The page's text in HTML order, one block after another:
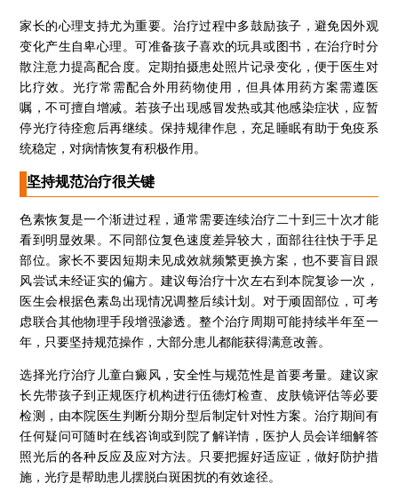
家长的心理支持尤为重要。治疗过程中多鼓励孩子，避免因外观
变化产生自卑心理。可准备孩子喜欢的玩具或图书，在治疗时分
散注意力提高配合度。定期拍摄患处照片记录变化，便于医生对
比疗效。光疗常需配合外用药物使用，但具体用药方案需遵医
嘱，不可擅自增减。若孩子出现感冒发热或其他感染症状，应暂
停光疗待痊愈后再继续。保持规律作息，充足睡眠有助于免疫系
统稳定，对病情恢复有积极作用。
坚持规范治疗很关键
色素恢复是一个渐进过程，通常需要连续治疗二十到三十次才能
看到明显效果。不同部位复色速度差异较大，面部往往快于手足
部位。家长不要因短期未见成效就频繁更换方案，也不要盲目跟
风尝试未经证实的偏方。建议每治疗十次左右到本院复诊一次，
医生会根据色素岛出现情况调整后续计划。对于顽固部位，可考
虑联合其他物理手段增强渗透。整个治疗周期可能持续半年至一
年，只要坚持规范操作，大部分患儿都能获得满意改善。
选择光疗治疗儿童白癜风，安全性与规范性是首要考量。建议家
长先带孩子到正规医疗机构进行伍德灯检查、皮肤镜评估等必要
检测，由本院医生判断分期分型后制定针对性方案。治疗期间有
任何疑问可随时在线咨询或到院了解详情，医护人员会详细解答
照光后的各种反应及应对方法。只要把握好适应证，做好防护措
施，光疗是帮助患儿摆脱白斑困扰的有效途径。
石家庄专治白斑医院
各种白斑的图片
白癜风单药遇瓶颈怎么办 -芦可替尼联合光疗，让难治部位"跟上来"
进口芦可替尼临床公益招募50名——石家庄远大第5届青少年白癜风复色夏令营启动
肚子上有几块白色斑块怎么治
白癜风发病多久进入扩散期